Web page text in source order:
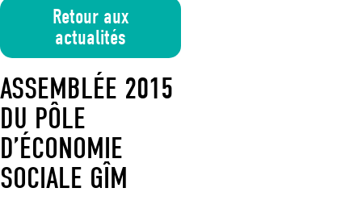
Retour aux
actualités
ASSEMBLÉE 2015
DU PÔLE
D’ÉCONOMIE
SOCIALE GÎM